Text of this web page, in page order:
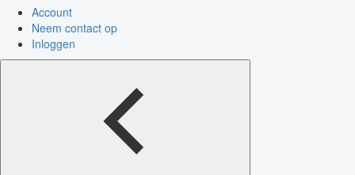
Account
Neem contact op
Inloggen